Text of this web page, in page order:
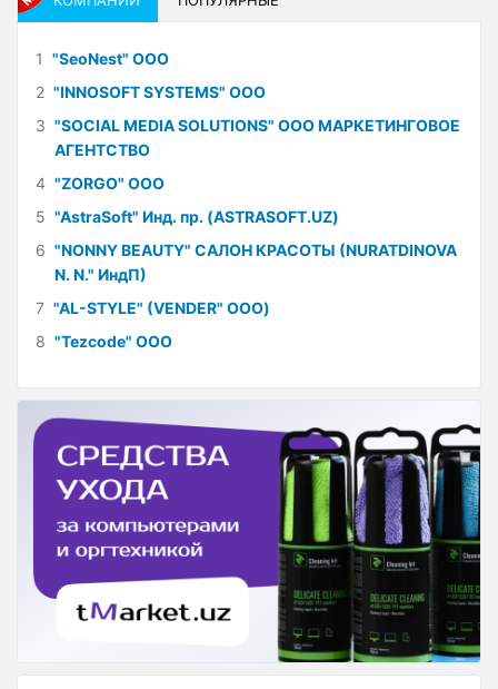
1 "SeoNest" ООО
2 "INNOSOFT SYSTEMS" ООО
3 "SOCIAL MEDIA SOLUTIONS" ООО МАРКЕТИНГОВОЕ
АГЕНТСТВО
4 "ZORGO" ООО
5 "AstraSoft" Инд. пр. (ASTRASOFT.UZ)
6 "NONNY BEAUTY" САЛОН КРАСОТЫ (NURATDINOVA
N. N." ИндП)
7 "AL-STYLE" (VENDER" ООО)
8 "Tezcode" ООО